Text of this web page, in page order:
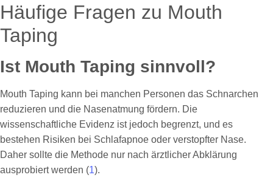
Häufige Fragen zu Mouth
Taping
Ist Mouth Taping sinnvoll?
Mouth Taping kann bei manchen Personen das Schnarchen
reduzieren und die Nasenatmung fördern. Die
wissenschaftliche Evidenz ist jedoch begrenzt, und es
bestehen Risiken bei Schlafapnoe oder verstopfter Nase.
Daher sollte die Methode nur nach ärztlicher Abklärung
ausprobiert werden (1).